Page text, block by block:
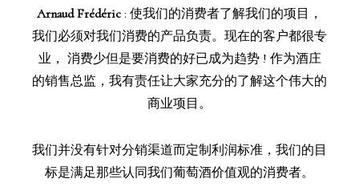
Arnaud Frédéric : 使我们的消费者了解我们的项目，
我们必须对我们消费的产品负责。现在的客户都很专
业， 消费少但是要消费的好已成为趋势 ! 作为酒庄
的销售总监，我有责任让大家充分的了解这个伟大的
商业项目。
我们并没有针对分销渠道而定制利润标准，我们的目
标是满足那些认同我们葡萄酒价值观的消费者。